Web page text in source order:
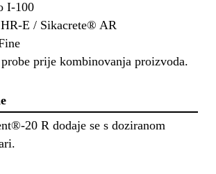
I-100
E / Sikacrete® AR
prije kombinovanja proizvoda.
20 R dodaje se s doziranom